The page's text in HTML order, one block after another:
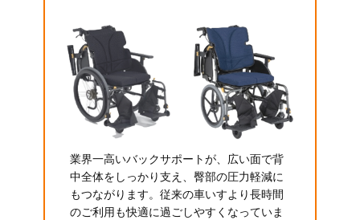
業界一高いバックサポートが、広い面で背
中全体をしっかり支え、臀部の圧力軽減に
もつながります。従来の車いすより長時間
のご利用も快適に過ごしやすくなっていま